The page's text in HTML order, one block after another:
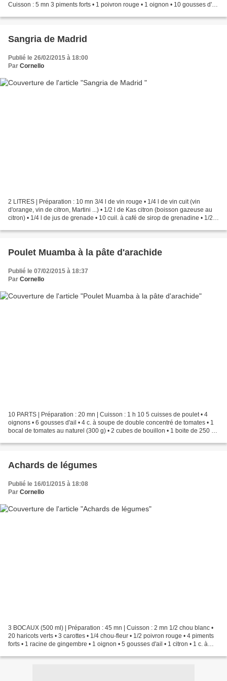
Cuisson : 5 mn 3 piments forts • 1 poivron rouge • 1 oignon • 10 gousses d'ail
Sangria de Madrid
Publié le 26/02/2015 à 18:00
Par Cornello
2 LITRES | Préparation : 10 mn 3/4 l de vin rouge • 1/4 l de vin cuit (vin
d'orange, vin de citron, Martini ...) • 1/2 l de Kas citron (boisson gazeuse au
citron) • 1/4 l de jus de grenade • 10 cuil. à café de sirop de grenadine • 1/2 c.
Poulet Muamba à la pâte d'arachide
Publié le 07/02/2015 à 18:37
Par Cornello
10 PARTS | Préparation : 20 mn | Cuisson : 1 h 10 5 cuisses de poulet • 4
oignons • 6 gousses d'ail • 4 c. à soupe de double concentré de tomates • 1
bocal de tomates au naturel (300 g) • 2 cubes de bouillon • 1 boite de 250 g
Achards de légumes
Publié le 16/01/2015 à 18:08
Par Cornello
3 BOCAUX (500 ml) | Préparation : 45 mn | Cuisson : 2 mn 1/2 chou blanc •
20 haricots verts • 3 carottes • 1/4 chou-fleur • 1/2 poivron rouge • 4 piments
forts • 1 racine de gingembre • 1 oignon • 5 gousses d'ail • 1 citron • 1 c. à